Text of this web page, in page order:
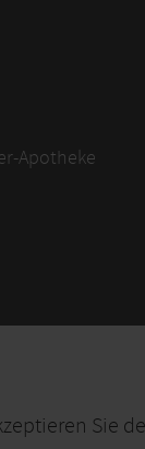
Apotheke
Sie